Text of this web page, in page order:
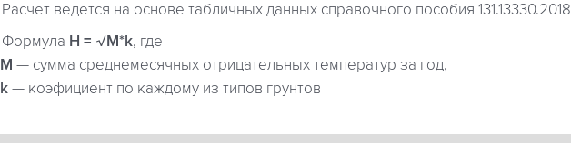
Расчет ведется на основе табличных данных справочного пособия 131.13330.2018
Формула H = √M*k, где
М — сумма среднемесячных отрицательных температур за год,
k — коэфициент по каждому из типов грунтов